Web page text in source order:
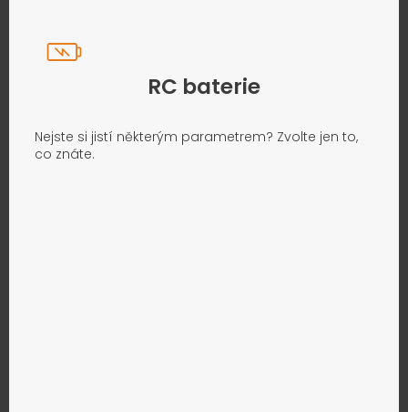
RC baterie
Nejste si jistí některým parametrem? Zvolte jen to,
co znáte.